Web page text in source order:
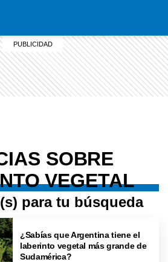
SOBRE
VEGETAL
para tu búsqueda
¿Sabías que Argentina tiene el
laberinto vegetal más grande de
Sudamérica?